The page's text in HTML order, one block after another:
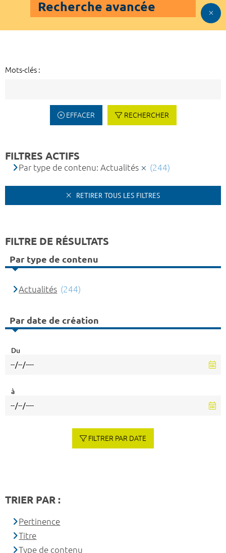
Recherche avancée
Mots-clés :
EFFACER RECHERCHER
FILTRES ACTIFS
Par type de contenu: Actualités (244)
RETIRER TOUS LES FILTRES
FILTRE DE RÉSULTATS
Par type de contenu
Actualités (244)
Par date de création
Du
à
FILTRER PAR DATE
TRIER PAR :
Pertinence
Titre
Type de contenu